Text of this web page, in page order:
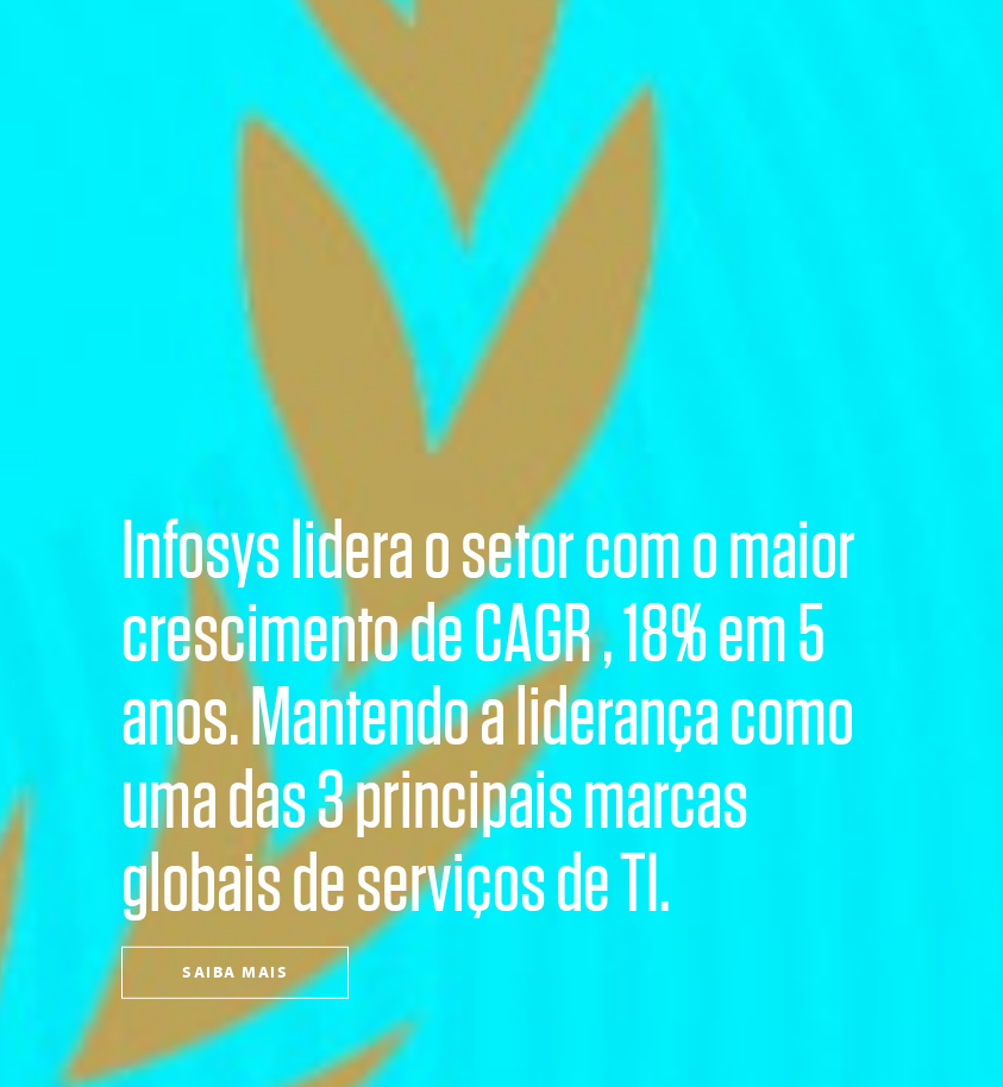
Infosys lidera o setor com o maior
crescimento de CAGR , 18% em 5
anos. Mantendo a liderança como
uma das 3 principais marcas
globais de serviços de TI.
SAIBA MAIS